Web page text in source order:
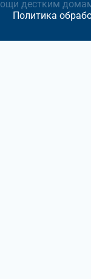
дестким
Политика